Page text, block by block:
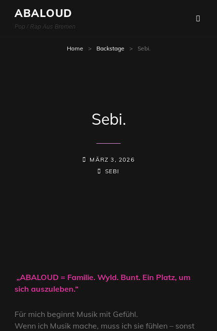
ABALOUD
Pop / Rap Aus Bremen
Home > Backstage > Sebi.
Sebi.
POSTED-
MÄRZ 3, 2026
BY
BYLINE
SEBI
„ABALOUD = Familie. Wyld. Bunt. Ein Platz, um
sich auszuleben.“
Für mich beginnt Musik mit Gefühl.
Wenn ich Musik mache, muss ich sie fühlen – sonst